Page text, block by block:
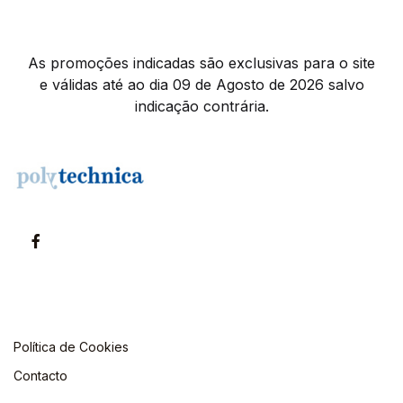
As promoções indicadas são exclusivas para o site
e válidas até ao dia 09 de Agosto de 2026 salvo
indicação contrária.
Política de Cookies
Contacto